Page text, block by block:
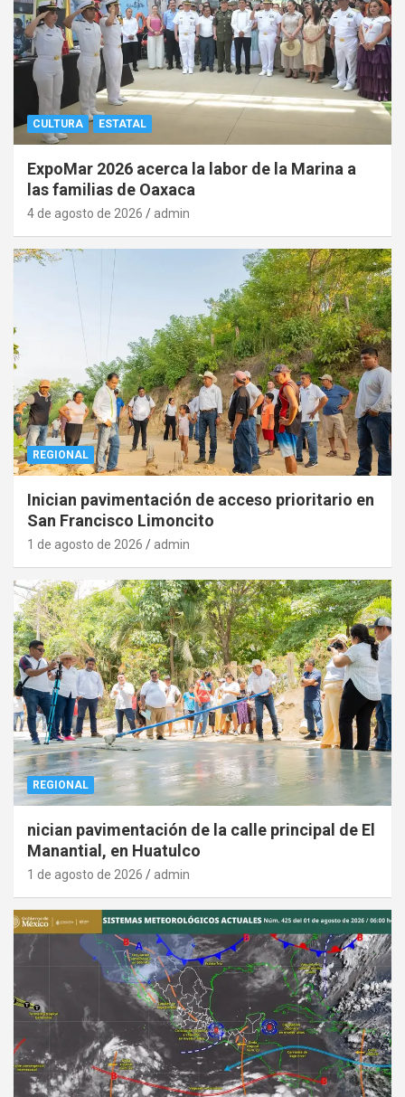
CULTURA ESTATAL
ExpoMar 2026 acerca la labor de la Marina a
las familias de Oaxaca
4 de agosto de 2026 admin
REGIONAL
Inician pavimentación de acceso prioritario en
San Francisco Limoncito
1 de agosto de 2026 admin
REGIONAL
nician pavimentación de la calle principal de El
Manantial, en Huatulco
1 de agosto de 2026 admin